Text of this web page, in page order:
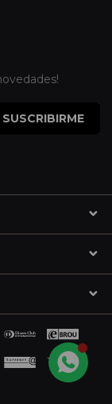
SUSCRIBIRME